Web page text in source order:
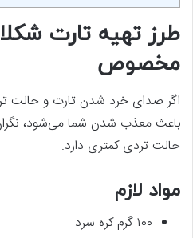
طرز تهیه تارت
مخصوص
اگر صدای خرد شدن تارت و حالت
باعث معذب شدن شما می‌شود،
حالت تردی کمتری دارد.
مواد لازم
۱۰۰ گرم کره سرد